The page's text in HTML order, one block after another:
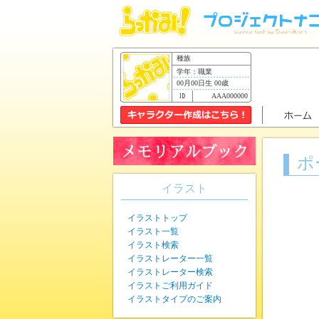
種族
学年：職業
00月00日生 00歳
AAA000000
ポ
イラスト
イラストトップ
イラスト一覧
イラスト検索
イラストレーター一覧
イラストレーター検索
イラストご利用ガイド
イラストタイプのご案内